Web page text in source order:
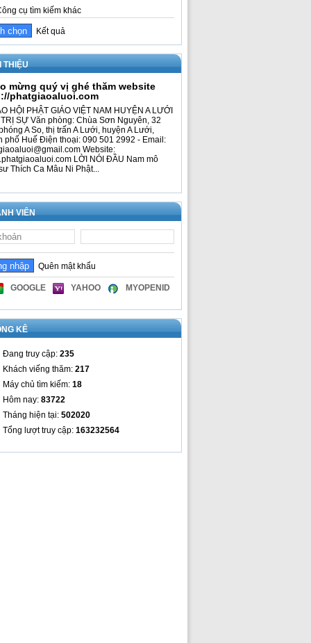
cụ tìm kiếm khác
Kết quả
THIỆU
mừng quý vị ghé thăm website
phatgiaoaluoi.com
HỘI PHẬT GIÁO VIỆT NAM HUYỆN A LƯỚI
SỰ Văn phòng: Chùa Sơn Nguyên, 32
A So, thị trấn A Lưới, huyện A Lưới,
phố Huế Điện thoại: 090 501 2992 - Email:
Website:
LỜI NÓI ĐẦU Nam mô
Thích Ca Mâu Ni Phật...
VIÊN
Quên mật khẩu
GOOGLE YAHOO MYOPENID
KÊ
Đang truy cập: 235
Khách viếng thăm: 217
Máy chủ tìm kiếm: 18
Hôm nay: 83722
Tháng hiện tại: 502020
Tổng lượt truy cập: 163232564